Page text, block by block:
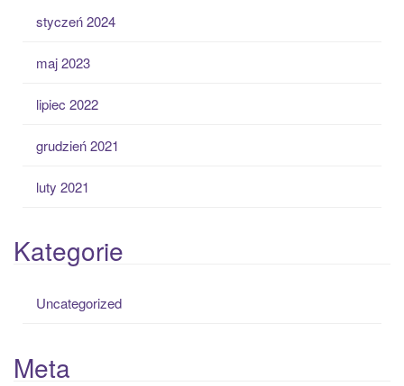
styczeń 2024
maj 2023
lipiec 2022
grudzień 2021
luty 2021
Kategorie
Uncategorized
Meta